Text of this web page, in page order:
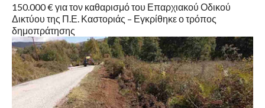
150.000 € για τον καθαρισμό του Επαρχιακού Οδικού
Δικτύου της Π.Ε. Καστοριάς – Εγκρίθηκε ο τρόπος
δημοπράτησης